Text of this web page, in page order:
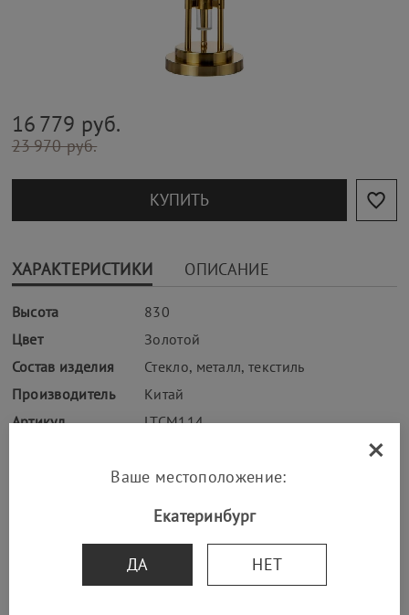
16 779 руб.
23 970 руб.
КУПИТЬ
ХАРАКТЕРИСТИКИ ОПИСАНИЕ
Высота
830
Цвет
Золотой
Состав изделия
Стекло, металл, текстиль
Производитель
Китай
Артикул
LTCM114
УСЛОВИЯ ДОСТАВКИ
×
Ваше местоположение:
Екатеринбург
ДА НЕТ